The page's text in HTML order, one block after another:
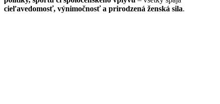
cieľavedomosť, výnimočnosť a prirodzená ženská sila.